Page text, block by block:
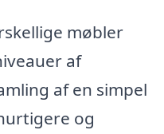
møbler
af
af en simpel
og